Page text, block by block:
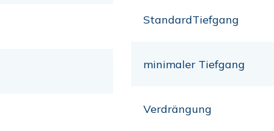
StandardTiefgang
minimaler Tiefgang
Verdrängung